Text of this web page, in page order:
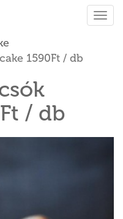
1590Ft / db
/ db